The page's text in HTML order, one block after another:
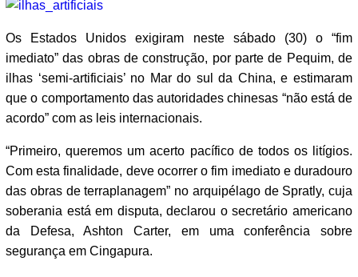
Os Estados Unidos exigiram neste sábado (30) o “fim
imediato” das obras de construção, por parte de Pequim, de
ilhas ‘semi-artificiais’ no Mar do sul da China, e estimaram
que o comportamento das autoridades chinesas “não está de
acordo” com as leis internacionais.
“Primeiro, queremos um acerto pacífico de todos os litígios.
Com esta finalidade, deve ocorrer o fim imediato e duradouro
das obras de terraplanagem” no arquipélago de Spratly, cuja
soberania está em disputa, declarou o secretário americano
da Defesa, Ashton Carter, em uma conferência sobre
segurança em Cingapura.